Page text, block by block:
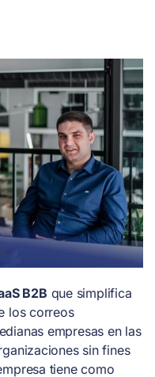
B2B que simplifica
los correos
empresas en las
sin fines
tiene como